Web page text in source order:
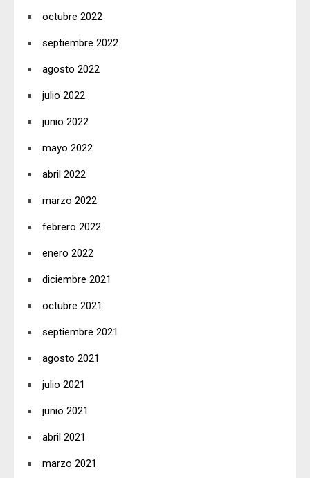
octubre 2022
septiembre 2022
agosto 2022
julio 2022
junio 2022
mayo 2022
abril 2022
marzo 2022
febrero 2022
enero 2022
diciembre 2021
octubre 2021
septiembre 2021
agosto 2021
julio 2021
junio 2021
abril 2021
marzo 2021